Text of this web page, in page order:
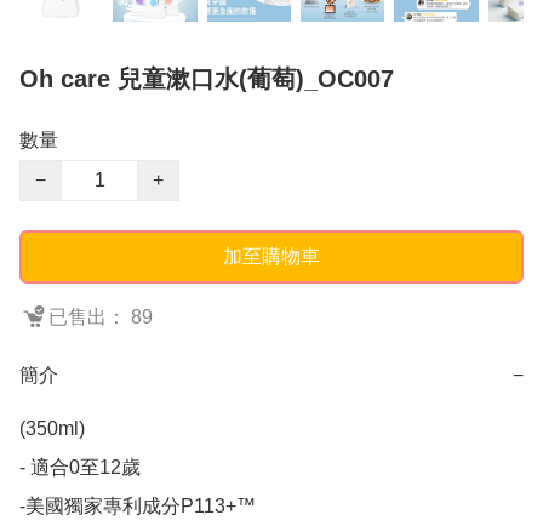
Oh care 兒童漱口水(葡萄)_OC007
數量
−
+
加至購物車
已售出： 89
簡介 −
(350ml)
- 適合0至12歲
-美國獨家專利成分P113+™